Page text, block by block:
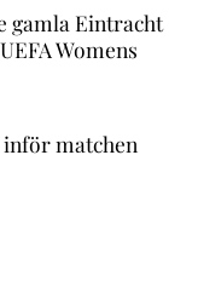
gamla Eintracht
Womens
inför matchen